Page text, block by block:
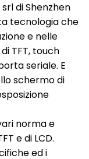
di Shenzhen
tecnologia che
e nelle
TFT, touch
seriale. E
schermo di
norma e
e di LCD.
ed i